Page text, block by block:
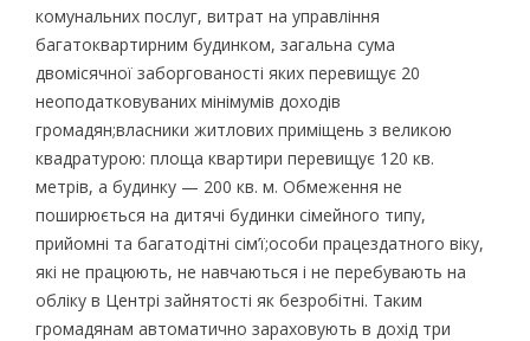
комунальних послуг, витрат на управління
багатоквартирним будинком, загальна сума
двомісячної заборгованості яких перевищує 20
неоподатковуваних мінімумів доходів
громадян;власники житлових приміщень з великою
квадратурою: площа квартири перевищує 120 кв.
метрів, а будинку — 200 кв. м. Обмеження не
поширюється на дитячі будинки сімейного типу,
прийомні та багатодітні сім’ї;особи працездатного віку,
які не працюють, не навчаються і не перебувають на
обліку в Центрі зайнятості як безробітні. Таким
громадянам автоматично зараховують в дохід три